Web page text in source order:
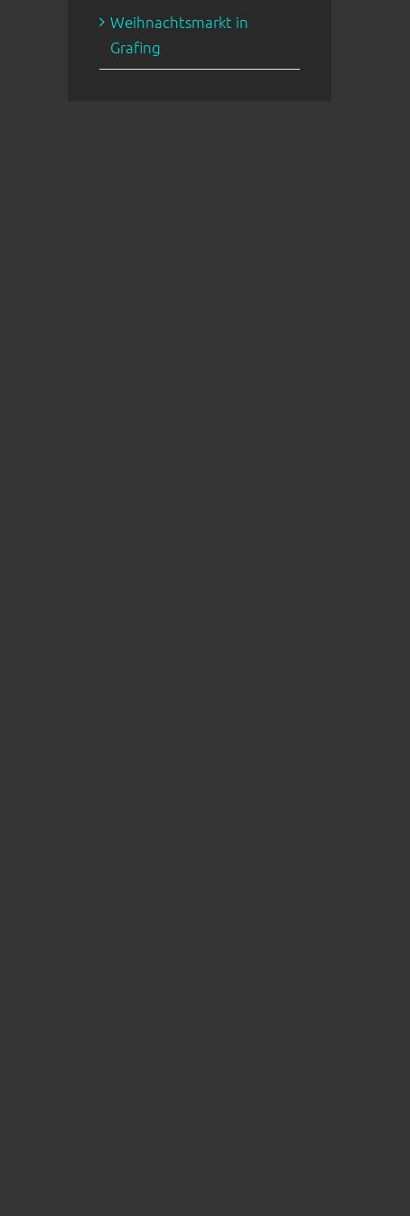
Weihnachtsmarkt in
Grafing